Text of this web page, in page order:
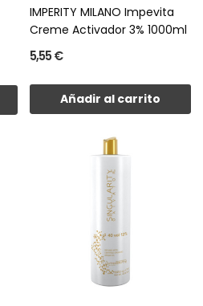
IMPERITY MILANO Impevita
Creme Activador 3% 1000ml
5,55 €
Añadir al carrito